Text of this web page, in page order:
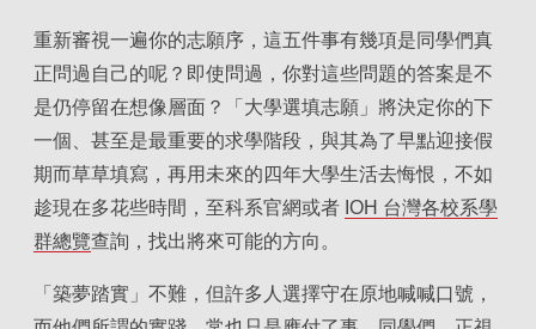
重新審視一遍你的志願序，這五件事有幾項是同學們真
正問過自己的呢？即使問過，你對這些問題的答案是不
是仍停留在想像層面？「大學選填志願」將決定你的下
一個、甚至是最重要的求學階段，與其為了早點迎接假
期而草草填寫，再用未來的四年大學生活去悔恨，不如
趁現在多花些時間，至科系官網或者 IOH 台灣各校系學
群總覽查詢，找出將來可能的方向。
「築夢踏實」不難，但許多人選擇守在原地喊喊口號，